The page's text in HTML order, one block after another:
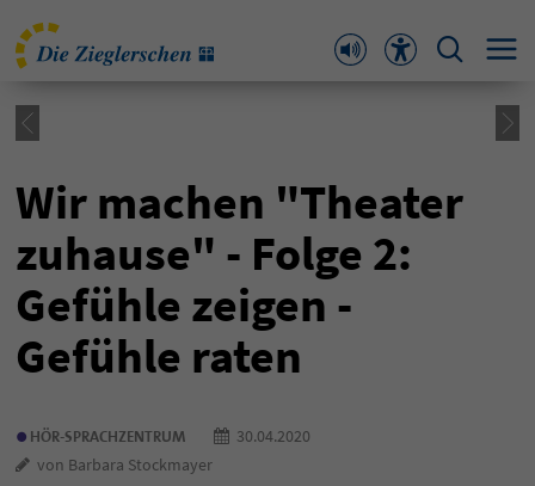
Wir machen "Theater
zuhause" - Folge 2:
Gefühle zeigen -
Gefühle raten
• HÖR-SPRACHZENTRUM
30.04.2020
von Barbara Stockmayer